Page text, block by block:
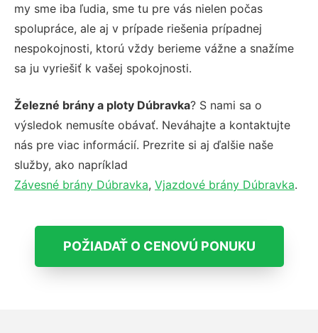
my sme iba ľudia, sme tu pre vás nielen počas
spolupráce, ale aj v prípade riešenia prípadnej
nespokojnosti, ktorú vždy berieme vážne a snažíme
sa ju vyriešiť k vašej spokojnosti.
Železné brány a ploty Dúbravka? S nami sa o
výsledok nemusíte obávať. Neváhajte a kontaktujte
nás pre viac informácií. Prezrite si aj ďalšie naše
služby, ako napríklad
Závesné brány Dúbravka, Vjazdové brány Dúbravka.
POŽIADAŤ O CENOVÚ PONUKU